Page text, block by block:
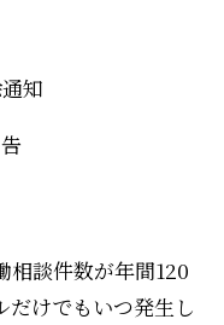
知
相談件数が年間120
だけでもいつ発生し